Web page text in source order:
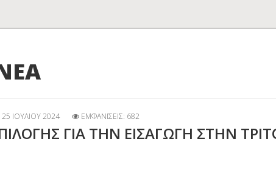
25 ΙΟΥΛΊΟΥ 2024 ΕΜΦΑΝΊΣΕΙΣ: 682
ΓΙΑ ΤΗΝ ΕΙΣΑΓΩΓΗ ΣΤΗΝ